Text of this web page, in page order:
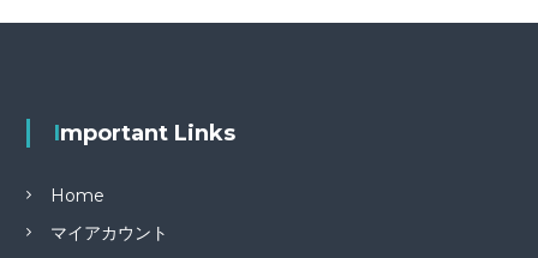
Important Links
Home
マイアカウント